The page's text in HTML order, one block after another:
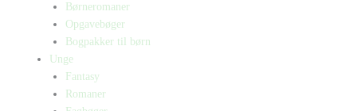
Børneromaner
Opgavebøger
Bogpakker til børn
Unge
Fantasy
Romaner